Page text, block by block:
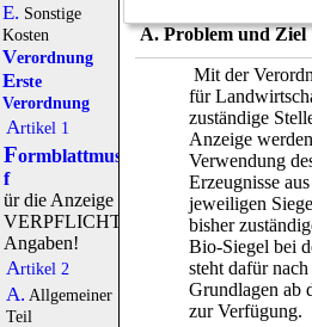
A. Problem und Ziel
Mit der
für
zuständige
Anzeige
Verwendung
Erzeugnisse
jeweiligen
bisher
Bio-Siegel bei
steht dafür
Grundlagen ab
zur Verfügung.
E. Sonstige
Kosten
Verordnung
Erste
Verordnung
Artikel 1
Formblattmuster
f
ür die Anzeige
VERPFLICHTENDE
Angaben!
Artikel 2
A. Allgemeiner
Teil